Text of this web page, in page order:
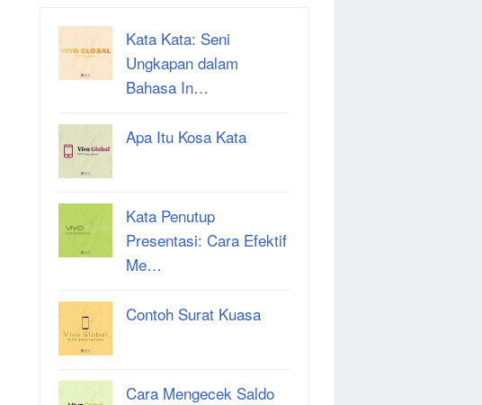
Kata Kata: Seni
Ungkapan dalam
Bahasa In…
Apa Itu Kosa Kata
Kata Penutup
Presentasi: Cara Efektif
Me…
Contoh Surat Kuasa
Cara Mengecek Saldo